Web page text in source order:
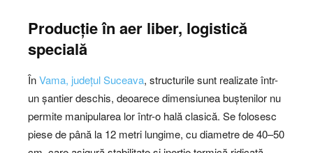
Producție în aer liber, logistică
specială
ÎnVama, județul Suceava, structurile sunt realizate într-
un șantier deschis, deoarece dimensiunea buștenilor nu
permite manipularea lor într-o hală clasică. Se folosesc
piese de până la 12 metri lungime, cu diametre de 40–50